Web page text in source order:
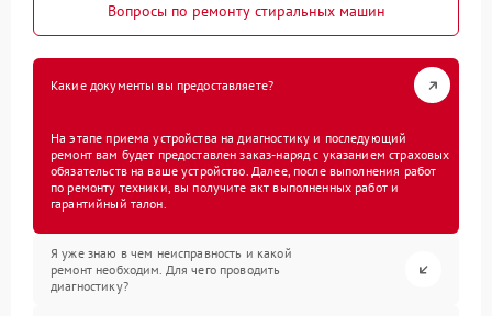
Вопросы по ремонту стиральных машин
Какие документы вы предоставляете?
На этапе приема устройства на диагностику и последующий
ремонт вам будет предоставлен заказ-наряд с указанием страховых
обязательств на ваше устройство. Далее, после выполнения работ
по ремонту техники, вы получите акт выполненных работ и
гарантийный талон.
Я уже знаю в чем неисправность и какой
ремонт необходим. Для чего проводить
диагностику?